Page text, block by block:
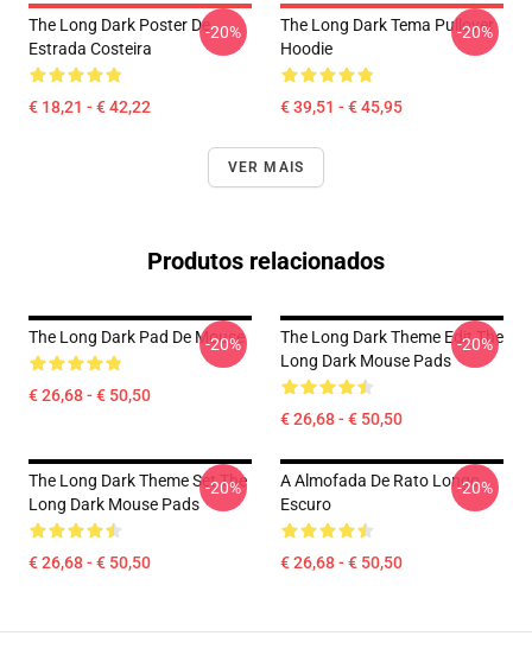
The Long Dark Poster De
Estrada Costeira
€ 18,21 - € 42,22
-20%
The Long Dark Tema Pullover
Hoodie
€ 39,51 - € 45,95
-20%
VER MAIS
Produtos relacionados
The Long Dark Pad De Mouse
€ 26,68 - € 50,50
-20%
The Long Dark Theme Edit The
Long Dark Mouse Pads
€ 26,68 - € 50,50
-20%
The Long Dark Theme Set The
Long Dark Mouse Pads
€ 26,68 - € 50,50
-20%
A Almofada De Rato Longo
Escuro
€ 26,68 - € 50,50
-20%